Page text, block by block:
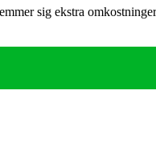
sig ekstra